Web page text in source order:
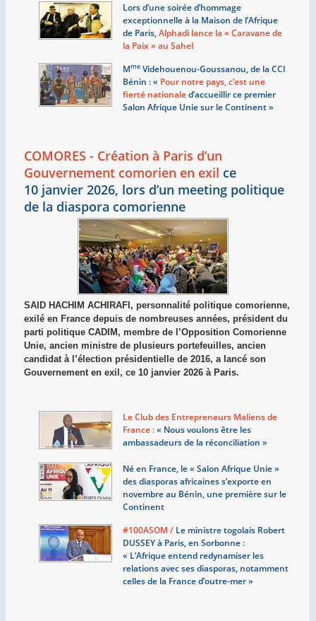
Lors d’une soirée d’hommage
exceptionnelle à la Maison de l’Afrique
de Paris,Alphadi lance la « Caravane de
la Paix» au Sahel
MmeVidehouenou-Goussanou, de la CCI
Bénin : « Pour notre pays, c’est une
fierté nationaled’accueillir ce premier
Salon Afrique Unie sur le Continent»
COMORES - Création à Paris d’un
Gouvernement comorien en exil ce
10 janvier 2026, lors d’un meeting politique
de la diaspora comorienne
SAID HACHIM ACHIRAFI, personnalité politique comorienne,
exilé en France depuis de nombreuses années, président du
parti politique CADIM, membre de l’Opposition Comorienne
Unie, ancien ministre de plusieurs portefeuilles, ancien
candidat à l’élection présidentielle de 2016, a lancé son
Gouvernement en exil, ce 10 janvier 2026 à Paris.
Le Club des Entrepreneurs Maliens de
France :« Nous voulons être les
ambassadeurs de la réconciliation »
Né en France, le « Salon Afrique Unie»
des diasporas africaines s’exporte en
novembre au Bénin, une première sur le
Continent
#100ASOM /Le ministre togolais Robert
DUSSEY à Paris, en Sorbonne :
« L’Afrique entend redynamiser les
relations avec ses diasporas, notamment
celles de la France d’outre-mer»